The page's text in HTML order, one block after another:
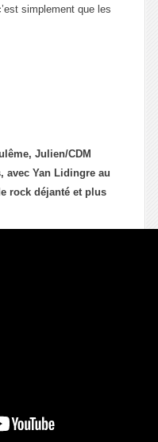
simplement que les
Julien/CDM
avec Yan Lidingre au
rock déjanté et plus